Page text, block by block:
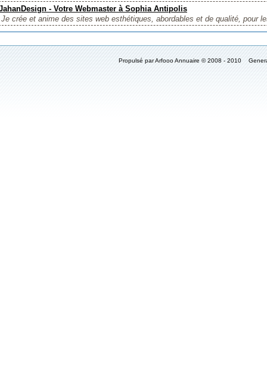
- Votre Webmaster à Sophia Antipolis
Je crée et anime des sites web esthétiques, abordables et de qualité, pour
Propulsé par Arfooo Annuaire © 2008 - 2010